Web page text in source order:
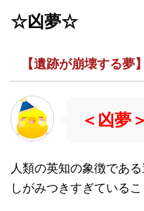
☆凶夢☆
【遺跡が崩壊する夢】
＜凶夢＞
人類の英知の象徴であ
しがみつきすぎているこ